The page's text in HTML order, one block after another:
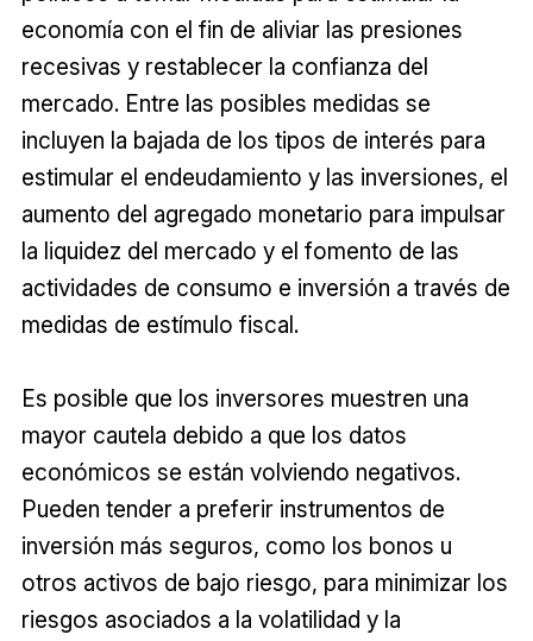
economía con el fin de aliviar las presiones
recesivas y restablecer la confianza del
mercado. Entre las posibles medidas se
incluyen la bajada de los tipos de interés para
estimular el endeudamiento y las inversiones, el
aumento del agregado monetario para impulsar
la liquidez del mercado y el fomento de las
actividades de consumo e inversión a través de
medidas de estímulo fiscal.
Es posible que los inversores muestren una
mayor cautela debido a que los datos
económicos se están volviendo negativos.
Pueden tender a preferir instrumentos de
inversión más seguros, como los bonos u
otros activos de bajo riesgo, para minimizar los
riesgos asociados a la volatilidad y la